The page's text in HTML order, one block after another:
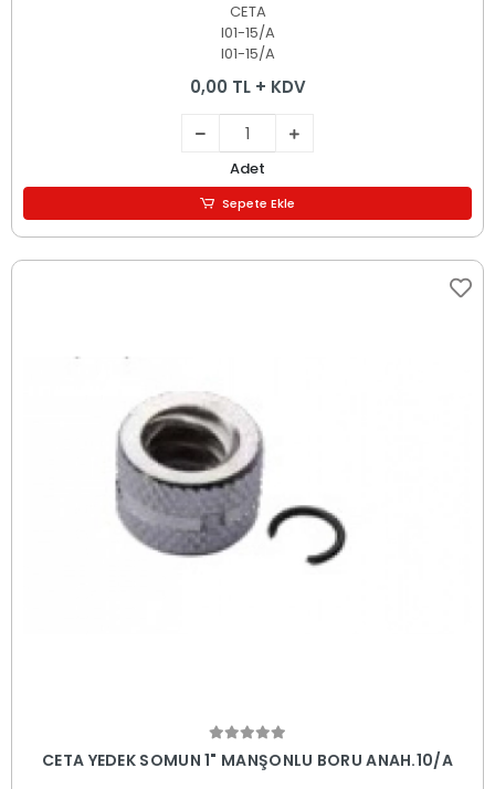
CETA
I01-15/A
I01-15/A
0,00 TL + KDV
Adet
Sepete Ekle
Sepete Ekle
CETA YEDEK SOMUN 1" MANŞONLU BORU ANAH.10/A